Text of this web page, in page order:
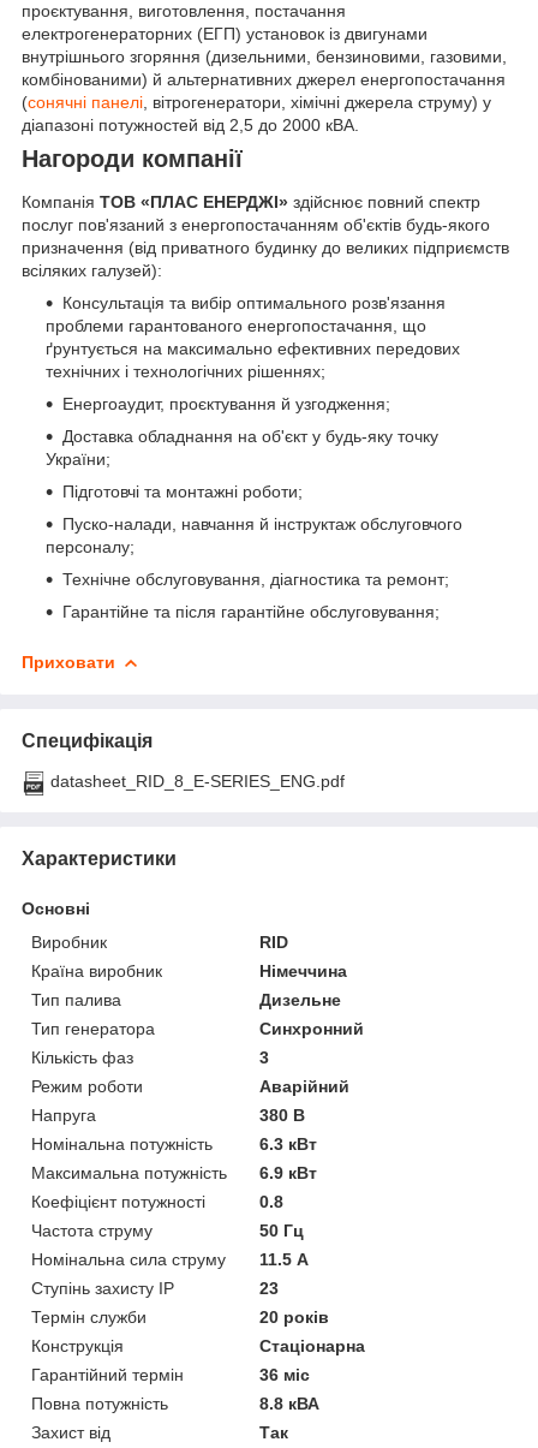
проєктування, виготовлення, постачання
електрогенераторних (ЕГП) установок із двигунами
внутрішнього згоряння (дизельними, бензиновими, газовими,
комбінованими) й альтернативних джерел енергопостачання
(сонячні панелі, вітрогенератори, хімічні джерела струму) у
діапазоні потужностей від 2,5 до 2000 кВА.
Нагороди компанії
Компанія ТОВ «ПЛАС ЕНЕРДЖІ» здійснює повний спектр
послуг пов'язаний з енергопостачанням об'єктів будь-якого
призначення (від приватного будинку до великих підприємств
всіляких галузей):
Консультація та вибір оптимального розв'язання
проблеми гарантованого енергопостачання, що
ґрунтується на максимально ефективних передових
технічних і технологічних рішеннях;
Енергоаудит, проєктування й узгодження;
Доставка обладнання на об'єкт у будь-яку точку
України;
Підготовчі та монтажні роботи;
Пуско-налади, навчання й інструктаж обслуговчого
персоналу;
Технічне обслуговування, діагностика та ремонт;
Гарантійне та після гарантійне обслуговування;
Приховати
Специфікація
datasheet_RID_8_E-SERIES_ENG.pdf
Характеристики
Основні
Виробник
RID
Країна виробник
Німеччина
Тип палива
Дизельне
Тип генератора
Синхронний
Кількість фаз
3
Режим роботи
Аварійний
Напруга
380 В
Номінальна потужність
6.3 кВт
Максимальна потужність
6.9 кВт
Коефіцієнт потужності
0.8
Частота струму
50 Гц
Номінальна сила струму
11.5 А
Ступінь захисту IP
23
Термін служби
20 років
Конструкція
Стаціонарна
Гарантійний термін
36 міс
Повна потужність
8.8 кВА
Захист від
Так